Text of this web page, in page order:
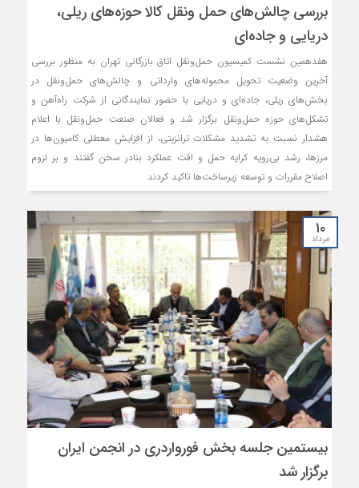
بررسی چالش‌های حمل ونقل کالا حوزه‌های ریلی،
دریایی و جاده‌ای
هفدهمین نشست کمیسیون حمل‌ونقل اتاق بازرگانی تهران به منظور بررسی
آخرین وضعیت تحویل محموله‌های وارداتی و چالش‌های حمل‌ونقل در
بخش‌های ریلی، جاده‌ای و دریایی با حضور نمایندگانی از شرکت راه‌آهن و
تشکل‌های حوزه حمل‌ونقل برگزار شد و فعالان صنعت حمل‌ونقل با اعلام
هشدار نسبت به تشدید مشکلات ترانزیتی، از افزایش معطلی کامیون‌ها در
مرزها، رشد بی‌رویه کرایه حمل و افت عملکرد بنادر سخن گفتند و بر لزوم
اصلاح مقررات و توسعه زیرساخت‌ها تاکید کردند.
۱۰
مرداد
بیستمین جلسه بخش فورواردری در انجمن ایران
برگزار شد